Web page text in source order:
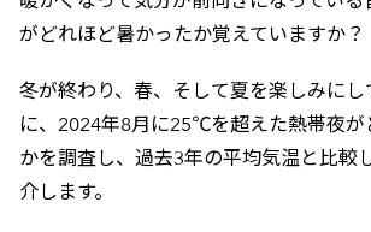
がどれほど暑かったか覚えていますか？
冬が終わり、春、そして夏を楽しみにし
に、2024年8月に25℃を超えた熱帯夜が
かを調査し、過去3年の平均気温と比較
介します。